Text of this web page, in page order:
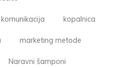
komunikacija kopalnica
marketing metode
Naravni šamponi